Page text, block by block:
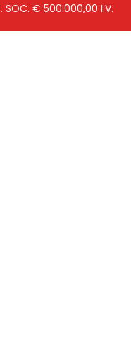
SOC. € 500.000,00 I.V.